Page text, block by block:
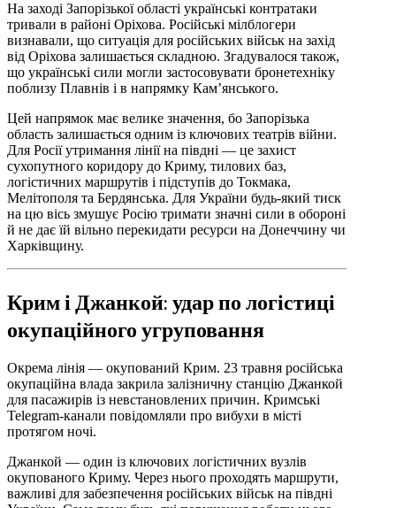
На заході Запорізької області українські контратаки
тривали в районі Оріхова. Російські мілблогери
визнавали, що ситуація для російських військ на захід
від Оріхова залишається складною. Згадувалося також,
що українські сили могли застосовувати бронетехніку
поблизу Плавнів і в напрямку Кам’янського.
Цей напрямок має велике значення, бо Запорізька
область залишається одним із ключових театрів війни.
Для Росії утримання лінії на півдні — це захист
сухопутного коридору до Криму, тилових баз,
логістичних маршрутів і підступів до Токмака,
Мелітополя та Бердянська. Для України будь-який тиск
на цю вісь змушує Росію тримати значні сили в обороні
й не дає їй вільно перекидати ресурси на Донеччину чи
Харківщину.
Крим і Джанкой: удар по логістиці
окупаційного угруповання
Окрема лінія — окупований Крим. 23 травня російська
окупаційна влада закрила залізничну станцію Джанкой
для пасажирів із невстановлених причин. Кримські
Telegram-канали повідомляли про вибухи в місті
протягом ночі.
Джанкой — один із ключових логістичних вузлів
окупованого Криму. Через нього проходять маршрути,
важливі для забезпечення російських військ на півдні